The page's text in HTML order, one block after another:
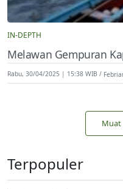
IN-DEPTH
Melawan Gempuran
Rabu, 30/04/2025 | 15:38 WIB
Muat
Terpopuler